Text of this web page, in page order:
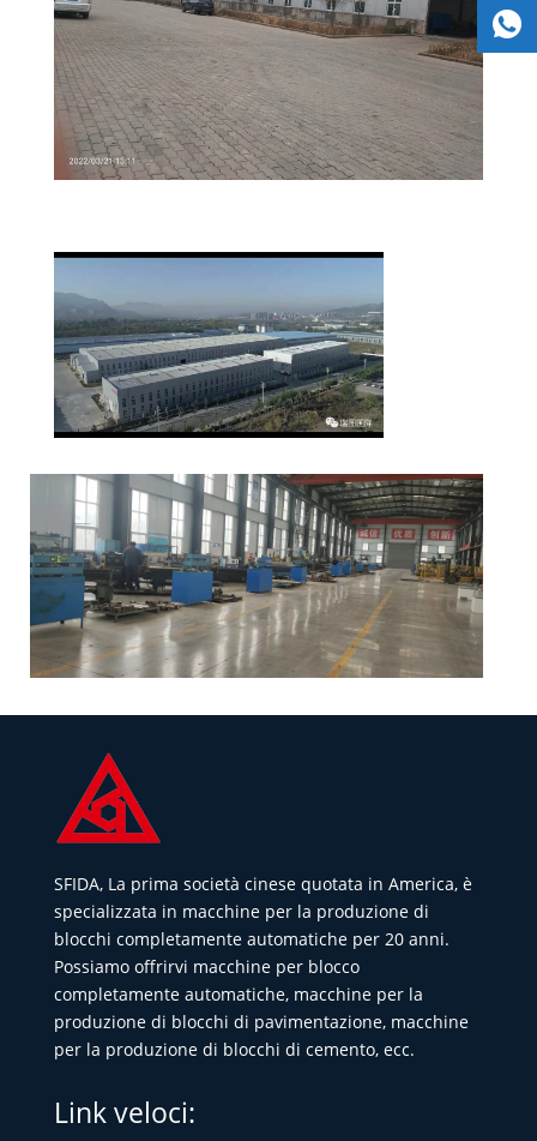
SFIDA, La prima società cinese quotata in America, è
specializzata in macchine per la produzione di
blocchi completamente automatiche per 20 anni.
Possiamo offrirvi macchine per blocco
completamente automatiche, macchine per la
produzione di blocchi di pavimentazione, macchine
per la produzione di blocchi di cemento, ecc.
Link veloci: